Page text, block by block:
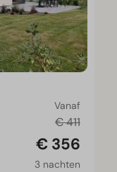
Vanaf
€ 411
€ 356
3 nachten